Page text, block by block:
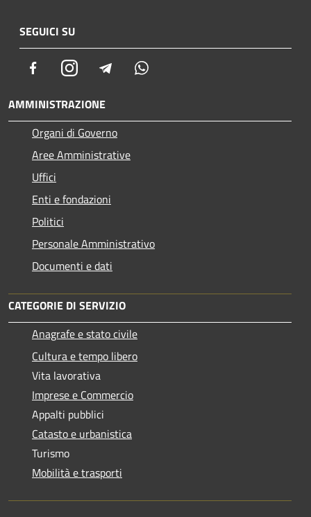
SEGUICI SU
FacebookInstagram Telegram
AMMINISTRAZIONE
Organi di Governo
Aree Amministrative
Uffici
Enti e fondazioni
Politici
Personale Amministrativo
Documenti e dati
CATEGORIE DI SERVIZIO
Anagrafe e stato civile
Cultura e tempo libero
Vita lavorativa
Imprese e Commercio
Appalti pubblici
Catasto e urbanistica
Turismo
Mobilità e trasporti